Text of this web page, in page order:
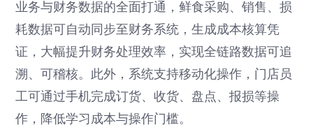
业务与财务数据的全面打通，鲜食采购、销售、损
耗数据可自动同步至财务系统，生成成本核算凭
证，大幅提升财务处理效率，实现全链路数据可追
溯、可稽核。此外，系统支持移动化操作，门店员
工可通过手机完成订货、收货、盘点、报损等操
作，降低学习成本与操作门槛。